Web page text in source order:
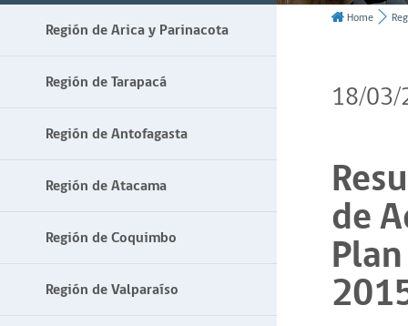
Región de Arica y Parinacota
Región de Tarapacá
Región de Antofagasta
Región de Atacama
Región de Coquimbo
Región de Valparaíso
Home
18/
de